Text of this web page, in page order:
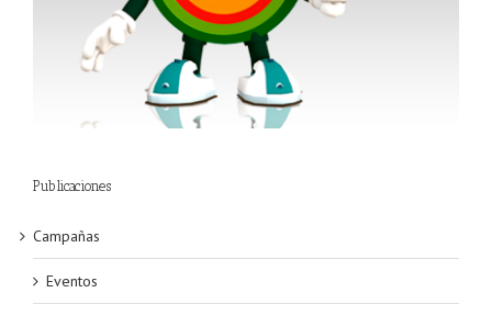
Publicaciones
Campañas
Eventos